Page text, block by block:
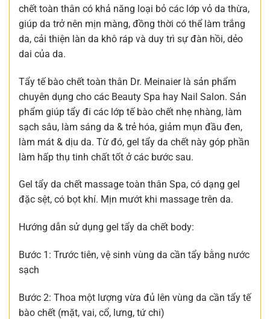
chết toàn thân có khả năng loại bỏ các lớp vỏ da thừa,
giúp da trở nên mịn màng, đồng thời có thể làm trắng
da, cải thiện làn da khô ráp và duy trì sự đàn hồi, dẻo
dai của da.
Tẩy tế bào chết toàn thân Dr. Meinaier là sản phẩm
chuyên dụng cho các Beauty Spa hay Nail Salon. Sản
phẩm giúp tẩy đi các lớp tế bào chết nhẹ nhàng, làm
sạch sâu, làm sáng da & trẻ hóa, giảm mụn đầu đen,
làm mát & dịu da. Từ đó, gel tẩy da chết này góp phần
làm hấp thụ tinh chất tốt ở các bước sau.
Gel tẩy da chết massage toàn thân Spa, có dạng gel
đặc sệt, có bọt khí. Mịn mướt khi massage trên da.
Hướng dẫn sử dụng gel tẩy da chết body:
Bước 1: Trước tiên, vệ sinh vùng da cần tẩy bằng nước
sạch
Bước 2: Thoa một lượng vừa đủ lên vùng da cần tẩy tế
bào chết (mặt, vai, cổ, lưng, tứ chi)